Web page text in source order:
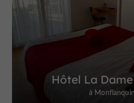
Hôtel La
à Monflanquin